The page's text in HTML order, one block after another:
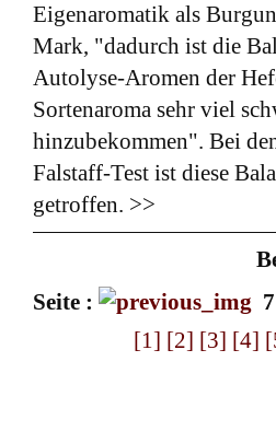
Eigenaromatik als
Mark, "dadurch ist die
Autolyse-Aromen der
Sortenaroma sehr viel
hinzubekommen". Bei
Falstaff-Test ist diese
getroffen. >>
Seite :
[1] [2] [3] [4]